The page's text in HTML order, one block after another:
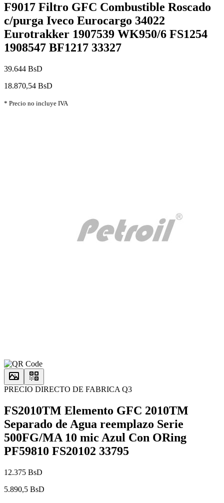
F9017 Filtro GFC Combustible Roscado
c/purga Iveco Eurocargo 34022
Eurotrakker 1907539 WK950/6 FS1254
1908547 BF1217 33327
39.644 BsD
18.870,54 BsD
* Precio no incluye IVA
PRECIO DIRECTO DE FABRICA Q3
FS2010TM Elemento GFC 2010TM
Separado de Agua reemplazo Serie
500FG/MA 10 mic Azul Con ORing
PF59810 FS20102 33795
12.375 BsD
5.890,5 BsD